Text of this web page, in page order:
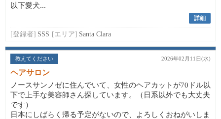
以下愛犬...
詳細
[登録者] SSS [エリア] Santa Clara
教えてください 2026年02月11日(水)
ヘアサロン
ノースサンノゼに住んでいて、女性のヘアカットが70ドル以
下で上手な美容師さん探しています。（日系以外でも大丈夫
です）
日本にしばらく帰る予定がないので、よろしくおねがいしま